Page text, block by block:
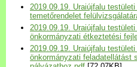
Települési Arculati
Kézikönyv
Hírek
2019.09.19. Uraiújfalu
temetőrendelet
2019.09.19. Uraiújfalu
önkormányzati étkeztetési
2019.09.19. Uraiújfalu
önkormányzati feladatellátást